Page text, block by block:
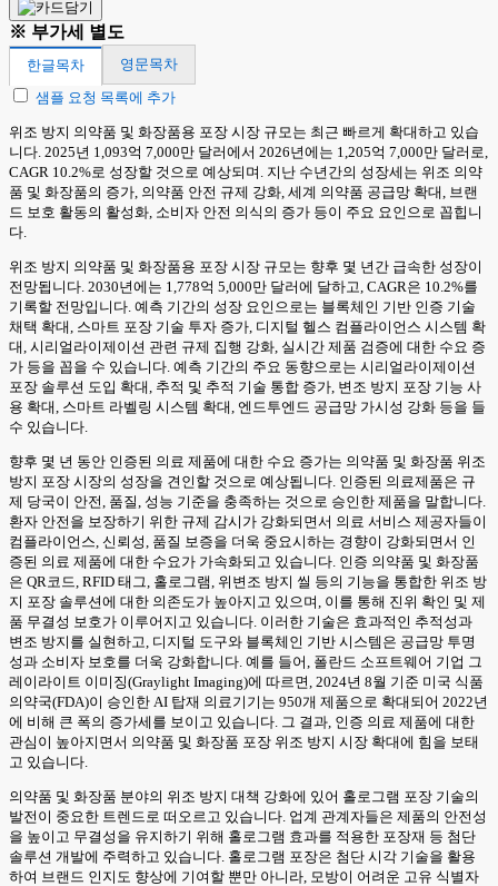
※ 부가세 별도
한글목차
영문목차
샘플 요청 목록에 추가
위조 방지 의약품 및 화장품용 포장 시장 규모는 최근 빠르게 확대하고 있습
니다. 2025년 1,093억 7,000만 달러에서 2026년에는 1,205억 7,000만 달러로,
CAGR 10.2%로 성장할 것으로 예상되며. 지난 수년간의 성장세는 위조 의약
품 및 화장품의 증가, 의약품 안전 규제 강화, 세계 의약품 공급망 확대, 브랜
드 보호 활동의 활성화, 소비자 안전 의식의 증가 등이 주요 요인으로 꼽힙니
다.
위조 방지 의약품 및 화장품용 포장 시장 규모는 향후 몇 년간 급속한 성장이
전망됩니다. 2030년에는 1,778억 5,000만 달러에 달하고, CAGR은 10.2%를
기록할 전망입니다. 예측 기간의 성장 요인으로는 블록체인 기반 인증 기술
채택 확대, 스마트 포장 기술 투자 증가, 디지털 헬스 컴플라이언스 시스템 확
대, 시리얼라이제이션 관련 규제 집행 강화, 실시간 제품 검증에 대한 수요 증
가 등을 꼽을 수 있습니다. 예측 기간의 주요 동향으로는 시리얼라이제이션
포장 솔루션 도입 확대, 추적 및 추적 기술 통합 증가, 변조 방지 포장 기능 사
용 확대, 스마트 라벨링 시스템 확대, 엔드투엔드 공급망 가시성 강화 등을 들
수 있습니다.
향후 몇 년 동안 인증된 의료 제품에 대한 수요 증가는 의약품 및 화장품 위조
방지 포장 시장의 성장을 견인할 것으로 예상됩니다. 인증된 의료제품은 규
제 당국이 안전, 품질, 성능 기준을 충족하는 것으로 승인한 제품을 말합니다.
환자 안전을 보장하기 위한 규제 감시가 강화되면서 의료 서비스 제공자들이
컴플라이언스, 신뢰성, 품질 보증을 더욱 중요시하는 경향이 강화되면서 인
증된 의료 제품에 대한 수요가 가속화되고 있습니다. 인증 의약품 및 화장품
은 QR코드, RFID 태그, 홀로그램, 위변조 방지 씰 등의 기능을 통합한 위조 방
지 포장 솔루션에 대한 의존도가 높아지고 있으며, 이를 통해 진위 확인 및 제
품 무결성 보호가 이루어지고 있습니다. 이러한 기술은 효과적인 추적성과
변조 방지를 실현하고, 디지털 도구와 블록체인 기반 시스템은 공급망 투명
성과 소비자 보호를 더욱 강화합니다. 예를 들어, 폴란드 소프트웨어 기업 그
레이라이트 이미징(Graylight Imaging)에 따르면, 2024년 8월 기준 미국 식품
의약국(FDA)이 승인한 AI 탑재 의료기기는 950개 제품으로 확대되어 2022년
에 비해 큰 폭의 증가세를 보이고 있습니다. 그 결과, 인증 의료 제품에 대한
관심이 높아지면서 의약품 및 화장품 포장 위조 방지 시장 확대에 힘을 보태
고 있습니다.
의약품 및 화장품 분야의 위조 방지 대책 강화에 있어 홀로그램 포장 기술의
발전이 중요한 트렌드로 떠오르고 있습니다. 업계 관계자들은 제품의 안전성
을 높이고 무결성을 유지하기 위해 홀로그램 효과를 적용한 포장재 등 첨단
솔루션 개발에 주력하고 있습니다. 홀로그램 포장은 첨단 시각 기술을 활용
하여 브랜드 인지도 향상에 기여할 뿐만 아니라, 모방이 어려운 고유 식별자